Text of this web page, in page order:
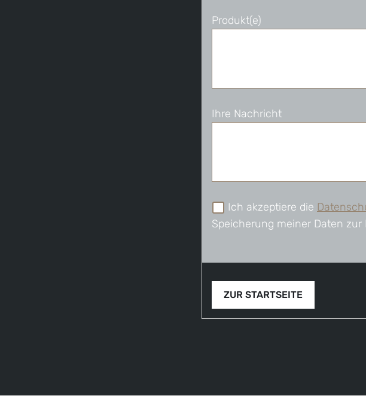
Produkt(e)
Ihre Nachricht
Ich akzeptiere die
Speicherung meiner Daten
ZUR STARTSEITE